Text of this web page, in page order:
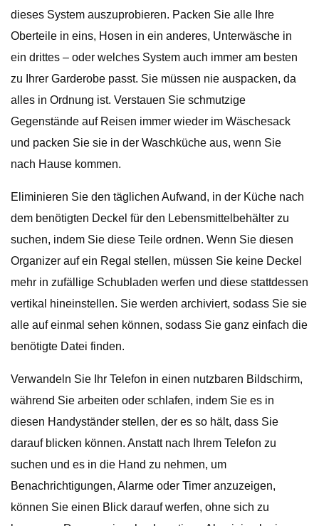
dieses System auszuprobieren. Packen Sie alle Ihre
Oberteile in eins, Hosen in ein anderes, Unterwäsche in
ein drittes – oder welches System auch immer am besten
zu Ihrer Garderobe passt. Sie müssen nie auspacken, da
alles in Ordnung ist. Verstauen Sie schmutzige
Gegenstände auf Reisen immer wieder im Wäschesack
und packen Sie sie in der Waschküche aus, wenn Sie
nach Hause kommen.
Eliminieren Sie den täglichen Aufwand, in der Küche nach
dem benötigten Deckel für den Lebensmittelbehälter zu
suchen, indem Sie diese Teile ordnen. Wenn Sie diesen
Organizer auf ein Regal stellen, müssen Sie keine Deckel
mehr in zufällige Schubladen werfen und diese stattdessen
vertikal hineinstellen. Sie werden archiviert, sodass Sie sie
alle auf einmal sehen können, sodass Sie ganz einfach die
benötigte Datei finden.
Verwandeln Sie Ihr Telefon in einen nutzbaren Bildschirm,
während Sie arbeiten oder schlafen, indem Sie es in
diesen Handyständer stellen, der es so hält, dass Sie
darauf blicken können. Anstatt nach Ihrem Telefon zu
suchen und es in die Hand zu nehmen, um
Benachrichtigungen, Alarme oder Timer anzuzeigen,
können Sie einen Blick darauf werfen, ohne sich zu